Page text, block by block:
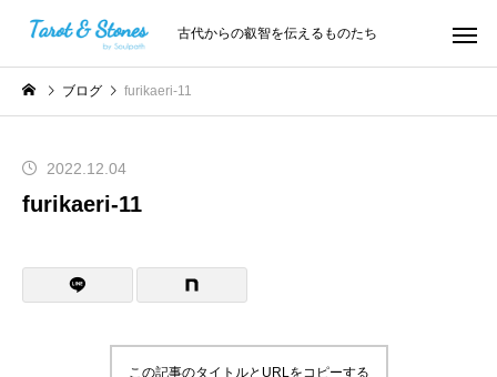
古代からの叡智を伝えるものたち
ブログ furikaeri-11
2022.12.04
furikaeri-11
この記事のタイトルとURLをコピーする